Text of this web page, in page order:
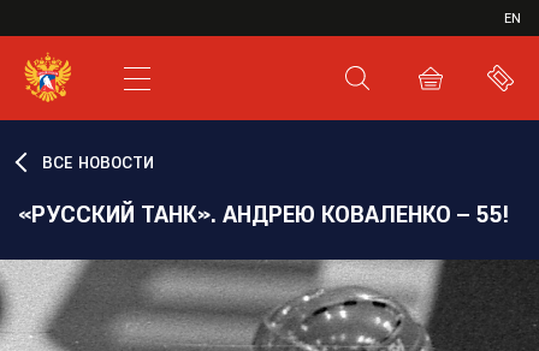
EN
XHL.RU
ВКС
ВСЕ НОВОСТИ
«РУССКИЙ ТАНК». АНДРЕЮ КОВАЛЕНКО – 55!